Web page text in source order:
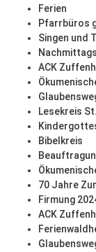
Ferien
Pfarrbüros
Singen und
ACK
Lesekreis
Bibelkreis
70 Jahre
Firmung
ACK